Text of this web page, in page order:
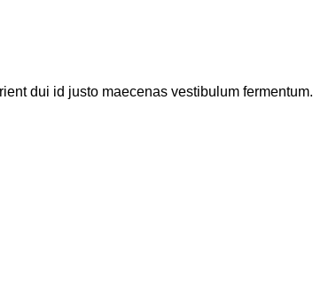
dui id justo maecenas vestibulum fermentum.